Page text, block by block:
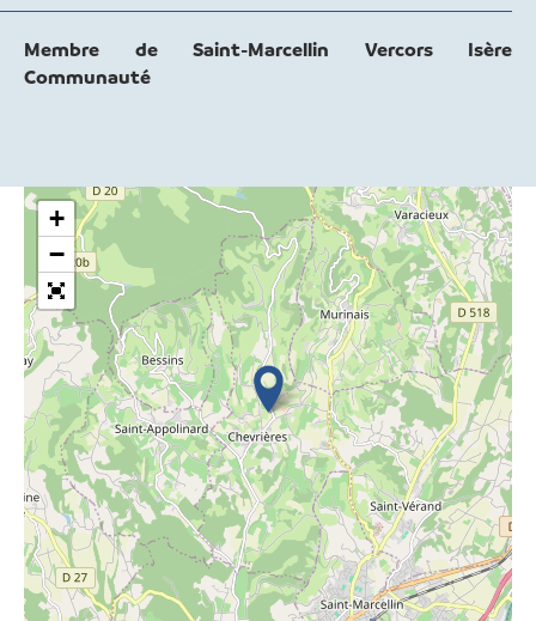
Membre de Saint-Marcellin Vercors Isère
Communauté
+
−